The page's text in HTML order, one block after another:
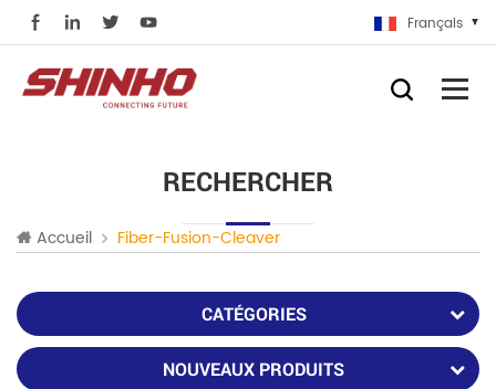
Français
RECHERCHER
Accueil Fiber-Fusion-Cleaver
CATÉGORIES
NOUVEAUX PRODUITS